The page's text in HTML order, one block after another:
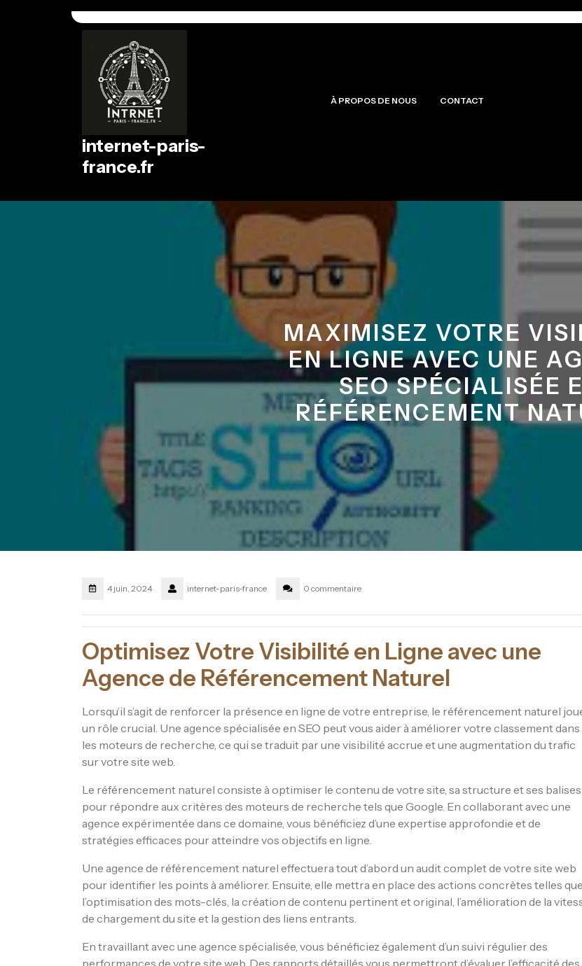
internet-paris-
france.fr
À PROPOS DE NOUS CONTACT
MAXIMISEZ VOTRE
EN LIGNE AVEC UNE
SEO SPÉCIALISÉE
RÉFÉRENCEMENT
4 juin, 2024 internet-paris-france 0 commentaire
Optimisez Votre Visibilité en Ligne avec une
Agence de Référencement Naturel
Lorsqu’il s’agit de renforcer la présence en ligne de votre entreprise, le référencement naturel
un rôle crucial. Une agence spécialisée en SEO peut vous aider à améliorer votre classement dans
les moteurs de recherche, ce qui se traduit par une visibilité accrue et une augmentation du trafic
sur votre site web.
Le référencement naturel consiste à optimiser le contenu de votre site, sa structure et ses balises
pour répondre aux critères des moteurs de recherche tels que Google. En collaborant avec une
agence expérimentée dans ce domaine, vous bénéficiez d’une expertise approfondie et de
stratégies efficaces pour atteindre vos objectifs en ligne.
Une agence de référencement naturel effectuera tout d’abord un audit complet de votre site web
pour identifier les points à améliorer. Ensuite, elle mettra en place des actions concrètes telles que
l’optimisation des mots-clés, la création de contenu pertinent et original, l’amélioration de la
de chargement du site et la gestion des liens entrants.
En travaillant avec une agence spécialisée, vous bénéficiez également d’un suivi régulier des